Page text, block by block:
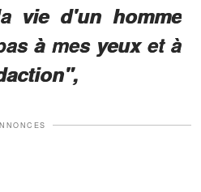
vie d'un homme
à mes yeux et à